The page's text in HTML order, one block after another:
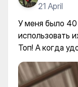
21 April
У меня было 40
использовать
Топ! А когда